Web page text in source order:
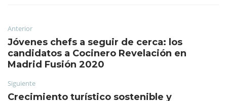
Anterior
Jóvenes chefs a seguir de cerca: los
candidatos a Cocinero Revelación en
Madrid Fusión 2020
Siguiente
Crecimiento turístico sostenible y